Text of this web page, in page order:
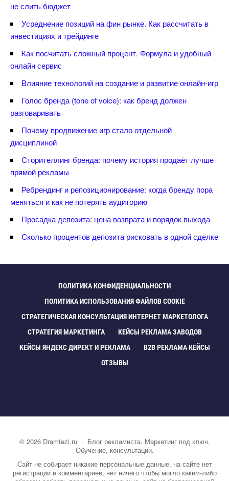
не слить бюджет
Усреднение позиций на фин рынке. Как рассчитать
инвестициях и трейдинге
Как посчитать сложный процент. Формула и удобный
онлайн сервис
лияние технологий на создание и развитие онлайн-игр
Голос бренда (tone of voice): как бренд должен
разговаривать
Почему продвижение игр стало отдельной
дисциплиной
Сторителлинг бренда: почему история продаёт лучше
прямой рекламы
Ребрендинг и репозиционирование: когда бренду пора
меняться и как не потерять аудиторию
Просадка депозита: цена возврата и порядок выхода
Сколько процентов депозита рисковать в одной сделке
ПОЛИТИКА КОНФИДЕНЦИАЛЬНОСТИ
ПОЛИТИКА ИСПОЛЬЗОВАНИЯ ФАЙЛОВ COOKIE
СТРАТЕГИЧЕСКАЯ КОНСУЛЬТАЦИЯ ИНТЕРНЕТ МАРКЕТОЛОГА
СТРАТЕГИЯ МАРКЕТИНГА
КЕЙСЫ РЕКЛАМА ЗАВОДО
КЕЙСЫ ЯНДЕКС ДИРЕКТ И РЕКЛАМА
B2B РЕКЛАМА КЕЙСЫ
ОТЗЫВЫ
© 2026 Dramtezi.ru· Блог рекламиста. Маркетинг под ключ.
Обучение, консультации.
Сайт не собирает никакие персональные данные, на сайте нет
регистрации и комментариев, нет ничего чтобы могло каким-либо